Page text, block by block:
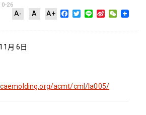
26
A- A A+ Facebook
Twitter
Line Sina WeChat
月 6日
acmt/cml/la005/